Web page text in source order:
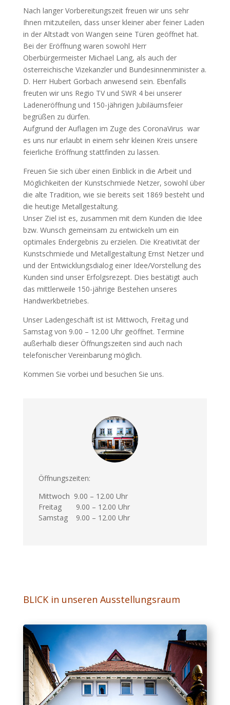
Nach langer Vorbereitungszeit freuen wir uns sehr
Ihnen mitzuteilen, dass unser kleiner aber feiner Laden
in der Altstadt von Wangen seine Türen geöffnet hat.
Bei der Eröffnung waren sowohl Herr
Oberbürgermeister Michael Lang, als auch der
österreichische Vizekanzler und Bundesinnenminister a.
D. Herr Hubert Gorbach anwesend sein. Ebenfalls
freuten wir uns Regio TV und SWR 4 bei unserer
Ladeneröffnung und 150-jährigen Jubiläumsfeier
begrüßen zu dürfen.
Aufgrund der Auflagen im Zuge des CoronaVirus war
es uns nur erlaubt in einem sehr kleinen Kreis unsere
feierliche Eröffnung stattfinden zu lassen.
Freuen Sie sich über einen Einblick in die Arbeit und
Möglichkeiten der Kunstschmiede Netzer, sowohl über
die alte Tradition, wie sie bereits seit 1869 besteht und
die heutige Metallgestaltung.
Unser Ziel ist es, zusammen mit dem Kunden die Idee
bzw. Wunsch gemeinsam zu entwickeln um ein
optimales Endergebnis zu erzielen. Die Kreativität der
Kunstschmiede und Metallgestaltung Ernst Netzer und
und der Entwicklungsdialog einer Idee/Vorstellung des
Kunden sind unser Erfolgsrezept. Dies bestätigt auch
das mittlerweile 150-jährige Bestehen unseres
Handwerkbetriebes.
Unser Ladengeschäft ist ist Mittwoch, Freitag und
Samstag von 9.00 – 12.00 Uhr geöffnet. Termine
außerhalb dieser Öffnungszeiten sind auch nach
telefonischer Vereinbarung möglich.
Kommen Sie vorbei und besuchen Sie uns.
Öffnungszeiten:
Mittwoch 9.00 – 12.00 Uhr
Freitag 9.00 – 12.00 Uhr
Samstag 9.00 – 12.00 Uhr
BLICK in unseren Ausstellungsraum